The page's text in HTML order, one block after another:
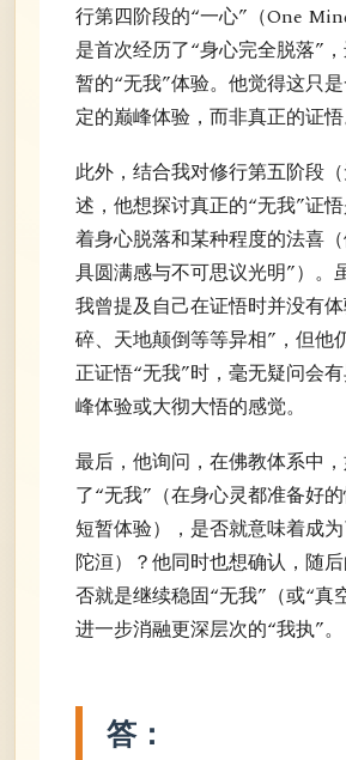
行第四阶段的“一心”（One
是首次经历了“身心完全脱落”
暂的“无我”体验。他觉得这只
定的巅峰体验，而非真正的证悟
此外，结合我对修行第五阶段
述，他想探讨真正的“无我”证
着身心脱落和某种程度的法喜
具圆满感与不可思议光明”）。
我曾提及自己在证悟时并没有
碎、天地颠倒等等异相”，但他
正证悟“无我”时，毫无疑问会
峰体验或大彻大悟的感觉。
最后，他询问，在佛教体系中
了“无我”（在身心灵都准备好
短暂体验），是否就意味着成
陀洹）？他同时也想确认，随
否就是继续稳固“无我”（或“真
进一步消融更深层次的“我执”。
答：